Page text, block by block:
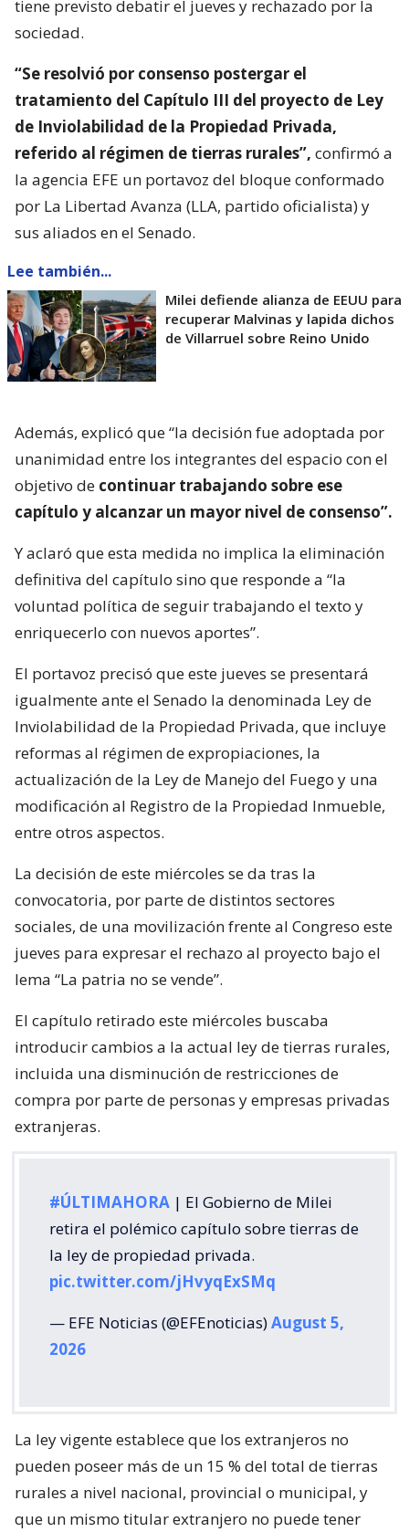
tiene previsto debatir el jueves y rechazado por la
sociedad.
“Se resolvió por consenso postergar el
tratamiento del Capítulo III del proyecto de Ley
de Inviolabilidad de la Propiedad Privada,
referido al régimen de tierras rurales”, confirmó a
la agencia EFE un portavoz del bloque conformado
por La Libertad Avanza (LLA, partido oficialista) y
sus aliados en el Senado.
Lee también...
Milei defiende alianza de EEUU para
recuperar Malvinas y lapida dichos
de Villarruel sobre Reino Unido
Además, explicó que “la decisión fue adoptada por
unanimidad entre los integrantes del espacio con el
objetivo de continuar trabajando sobre ese
capítulo y alcanzar un mayor nivel de consenso”.
Y aclaró que esta medida no implica la eliminación
definitiva del capítulo sino que responde a “la
voluntad política de seguir trabajando el texto y
enriquecerlo con nuevos aportes”.
El portavoz precisó que este jueves se presentará
igualmente ante el Senado la denominada Ley de
Inviolabilidad de la Propiedad Privada, que incluye
reformas al régimen de expropiaciones, la
actualización de la Ley de Manejo del Fuego y una
modificación al Registro de la Propiedad Inmueble,
entre otros aspectos.
La decisión de este miércoles se da tras la
convocatoria, por parte de distintos sectores
sociales, de una movilización frente al Congreso este
jueves para expresar el rechazo al proyecto bajo el
lema “La patria no se vende”.
El capítulo retirado este miércoles buscaba
introducir cambios a la actual ley de tierras rurales,
incluida una disminución de restricciones de
compra por parte de personas y empresas privadas
extranjeras.
#ÚLTIMAHORA | El Gobierno de Milei
retira el polémico capítulo sobre tierras de
la ley de propiedad privada.
pic.twitter.com/jHvyqExSMq
— EFE Noticias (@EFEnoticias)August 5,
2026
La ley vigente establece que los extranjeros no
pueden poseer más de un 15 % del total de tierras
rurales a nivel nacional, provincial o municipal, y
que un mismo titular extranjero no puede tener